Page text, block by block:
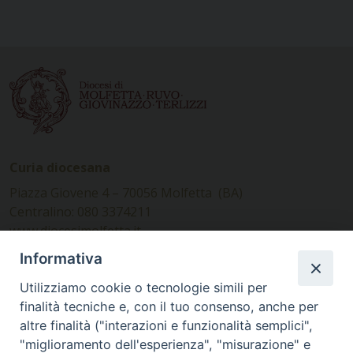
www.diocesimolfetta.it –
diocesimolfetta@pec.chiesacattolica.it
Ufficio Comunicazioni sociali
Piazza Giovene 4 – 70056 Molfetta (BA)
comunicazionisociali@diocesimolfetta.it
Informativa
Utilizziamo cookie o tecnologie simili per
finalità tecniche e, con il tuo consenso, anche per
altre finalità ("interazioni e funzionalità semplici",
"miglioramento dell'esperienza", "misurazione" e